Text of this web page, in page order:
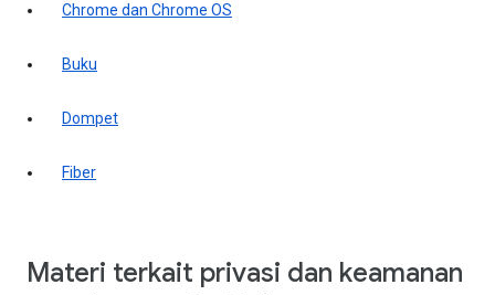
Chrome dan Chrome OS
Buku
Dompet
Fiber
Materi terkait privasi dan keamanan